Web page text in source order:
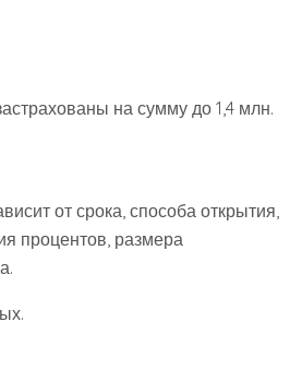
на сумму до 1,4 млн.
от срока, способа открытия,
процентов, размера